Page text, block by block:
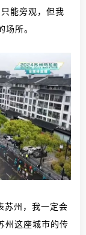
能旁观，但我
场所。
苏州，我一定会
州这座城市的传